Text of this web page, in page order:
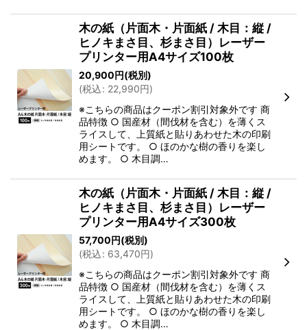
木の紙（片面木・片面紙 / 木目：縦 /
ヒノキまさ目、杉まさ目）レーザー
プリンター用A4サイズ100枚
20,900円(税別)
(税込: 22,990円)
※こちらの商品はクーポン割引対象外です 商
品特徴 ○ 国産材（間伐材を含む）を薄くス
ライスして、上質紙と貼りあわせた木の印刷
用シートです。 ○ ほのかな樹の香りを楽し
めます。 ○ 木目調…
木の紙（片面木・片面紙 / 木目：縦 /
ヒノキまさ目、杉まさ目）レーザー
プリンター用A4サイズ300枚
57,700円(税別)
(税込: 63,470円)
※こちらの商品はクーポン割引対象外です 商
品特徴 ○ 国産材（間伐材を含む）を薄くス
ライスして、上質紙と貼りあわせた木の印刷
用シートです。 ○ ほのかな樹の香りを楽し
めます。 ○ 木目調…